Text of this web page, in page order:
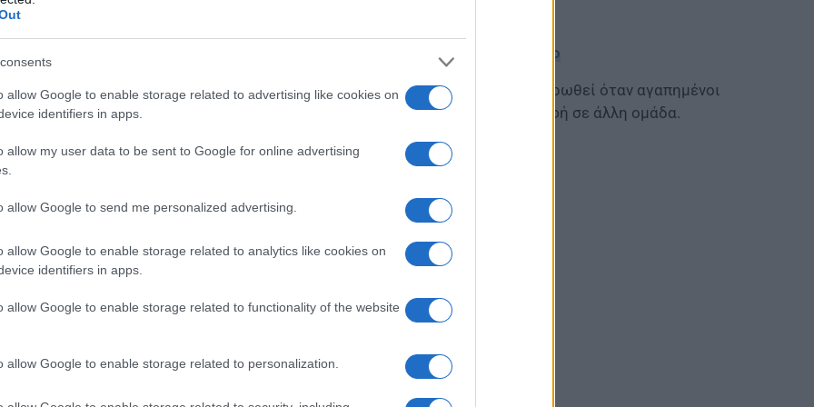
allow Google to enable storage related to advertising like cookies on
identifiers in apps.
allow my user data to be sent to Google for online advertising
allow Google to send me personalized advertising.
allow Google to enable storage related to analytics like cookies on
identifiers in apps.
allow Google to enable storage related to functionality of the website
allow Google to enable storage related to personalization.
χωρίς να χρειάζεται συνεχής δική τους παρέμβαση.
Maps και οδήγηση: Πότε επιτρέπεται και πότε κινδυνεύετε με πρόστιμο
η εταιρεία ανέφερε ένα ερώτημα όπου ο χρήστης ζητά να ενημερωθεί όταν αγαπημένοι
ανακοινώσουν συνεργασίες για αθλητικά παπούτσια ή πάρουν μεταγραφή σε άλλη ομάδα.
εργαλεία για γραφικά και εφαρμογές